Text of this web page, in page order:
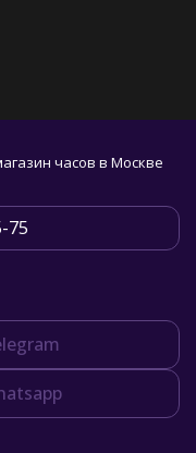
часов в Москве
75